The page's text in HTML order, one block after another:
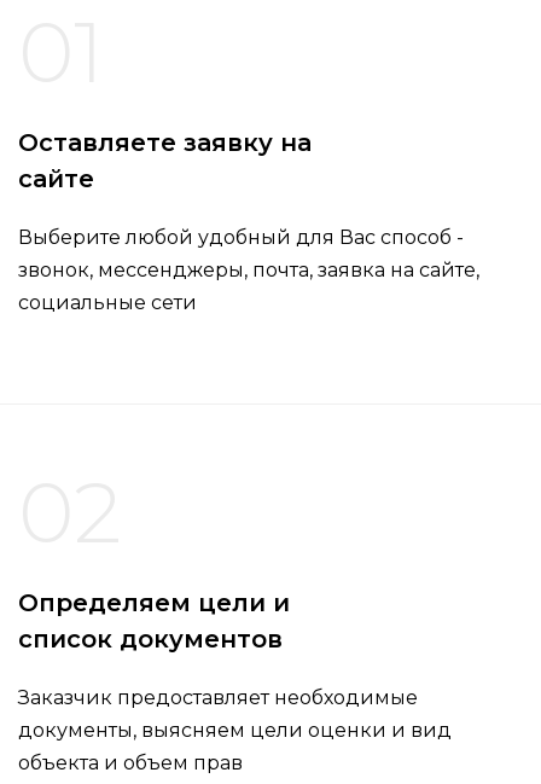
Оставляете заявку на
сайте
Выберите любой удобный для Вас способ -
звонок, мессенджеры, почта, заявка на сайте,
социальные сети
Определяем цели и
список документов
Заказчик предоставляет необходимые
документы, выясняем цели оценки и вид
объекта и объем прав